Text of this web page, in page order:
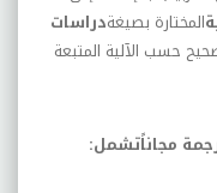
المختارة بصيغةدراسات
حسب الآلية المتبعة
مجاناًتشمل: